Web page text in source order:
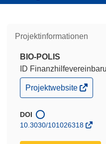
Projektinformationen
BIO-POLIS
ID
(öffnet
in
Fenster)
Projektwebsite
DOI
10.3030/101026318